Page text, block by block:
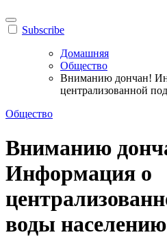
Subscribe
Домашняя
Общество
Вниманию дончан!
централизованной
Общество
Вниманию
Информация о
воды